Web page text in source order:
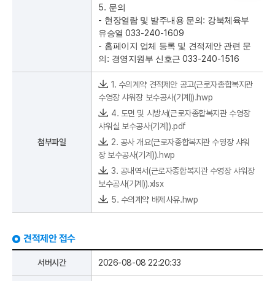
5. 문의
- 현장열람 및 발주내용 문의 : 강북체육부
유승열033-240-1609
- 홈페이지 업체 등록 및 견적제안 관련 문
의 : 경영지원부 신호근033-240-1516
첨부파일
1. 수의계약 견적제안 공고(근로자종합복지관
수영장 샤워장 보수공사(기계)).hwp
4. 도면 및 시방서(근로자종합복지관 수영장
샤워실 보수공사(기계)).pdf
2. 공사 개요(근로자종합복지관 수영장 샤워
장 보수공사(기계)).hwp
3. 공내역서(근로자종합복지관 수영장 샤워장
보수공사(기계)).xlsx
5. 수의계약 배제사유.hwp
견적제안 접수
서버시간 2026-08-08 22:20:33